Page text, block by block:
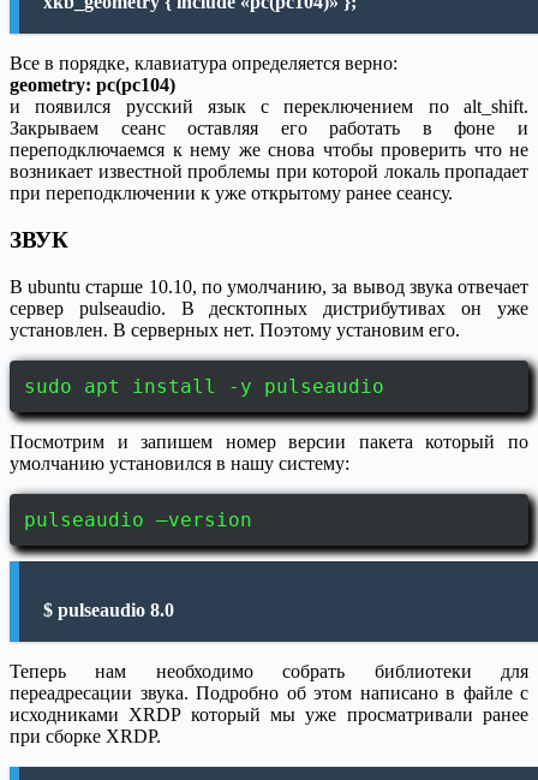
Все в порядке, клавиатура определяется верно:
geometry: pc(pc104)
и появился русский язык с переключением по alt_shift.
Закрываем сеанс оставляя его работать в фоне и
переподключаемся к нему же снова чтобы проверить что не
возникает известной проблемы при которой локаль пропадает
при переподключении к уже открытому ранее сеансу.
ЗВУК
В ubuntu старше 10.10, по умолчанию, за вывод звука отвечает
сервер pulseaudio. В десктопных дистрибутивах он уже
установлен. В серверных нет. Поэтому установим его.
sudo apt install -y pulseaudio
Посмотрим и запишем номер версии пакета который по
умолчанию установился в нашу систему:
pulseaudio –version
$ pulseaudio 8.0
Теперь нам необходимо собрать библиотеки для
переадресации звука. Подробно об этом написано в файле с
исходниками XRDP который мы уже просматривали ранее
при сборке XRDP.